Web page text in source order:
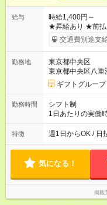
給与
時給1,400円～
交通費別途支
勤務地
東京都中央区
東京都中央区八
ギフトグループ
勤務時間
シフト制
1日あたりの実働
※店舗により異なる ★週1日～勤務OK！ ★WワークOK
毎のシフト申告
特徴 週1日からOK / 日
気になる！
掲載